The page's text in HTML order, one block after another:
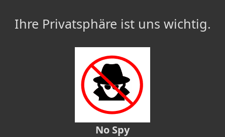
Ihre Privatsphäre ist uns wichtig.
No Spy